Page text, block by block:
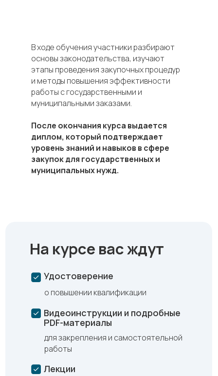
В ходе обучения участники разбирают
основы законодательства, изучают
этапы проведения закупочных процедур
и методы повышения эффективности
работы с государственными и
муниципальными заказами.
После окончания курса выдается
диплом, который подтверждает
уровень знаний и навыков в сфере
закупок для государственных и
муниципальных нужд.
На курсе вас ждут
Лекции
Видеоинструкции и подробные
PDF-материалы
Удостоверение
для закрепления и самостоятельной
работы
о повышении квалификации